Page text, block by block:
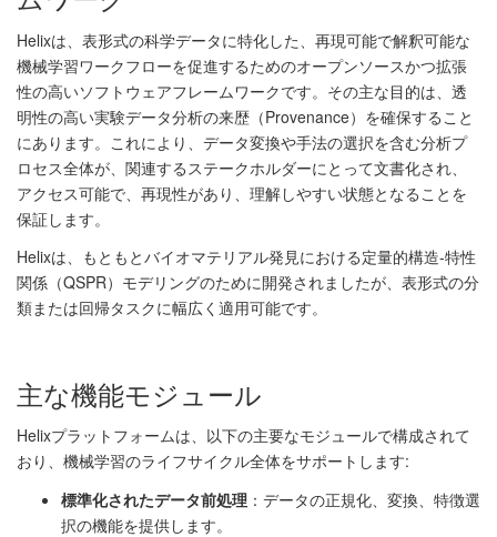
Helixは、表形式の科学データに特化した、再現可能で解釈可能な
機械学習ワークフローを促進するためのオープンソースかつ拡張
性の高いソフトウェアフレームワークです。その主な目的は、透
明性の高い実験データ分析の来歴（Provenance）を確保すること
にあります。これにより、データ変換や手法の選択を含む分析プ
ロセス全体が、関連するステークホルダーにとって文書化され、
アクセス可能で、再現性があり、理解しやすい状態となることを
保証します。
Helixは、もともとバイオマテリアル発見における定量的構造-特性
関係（QSPR）モデリングのために開発されましたが、表形式の分
類または回帰タスクに幅広く適用可能です。
主な機能モジュール
Helixプラットフォームは、以下の主要なモジュールで構成されて
おり、機械学習のライフサイクル全体をサポートします:
標準化されたデータ前処理 ：データの正規化、変換、特徴選
択の機能を提供します。